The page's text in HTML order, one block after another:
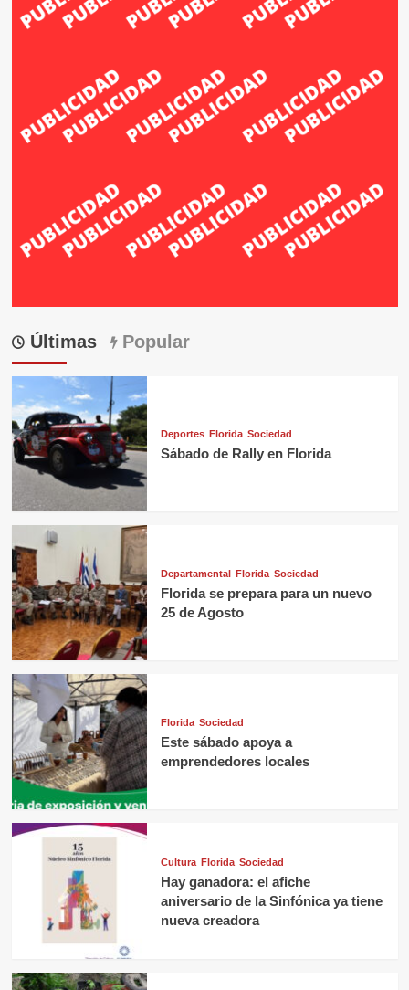
Últimas Popular
Deportes Florida Sociedad
Sábado de Rally en Florida
Departamental Florida Sociedad
Florida se prepara para un nuevo
25 de Agosto
Florida Sociedad
Este sábado apoya a
emprendedores locales
Cultura Florida Sociedad
Hay ganadora: el afiche
aniversario de la Sinfónica ya tiene
nueva creadora